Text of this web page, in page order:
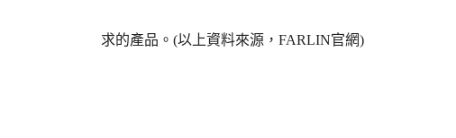
求的產品。(以上資料來源，FARLIN官網)